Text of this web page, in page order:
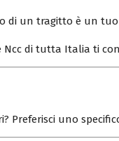
di un tragitto è un
Ncc di tutta Italia ti
Preferisci uno